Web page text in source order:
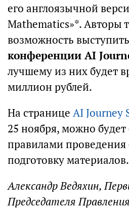
его англоязычной
Mathematics»*. Авторы
возможность
конференции AI
лучшему из них будет
миллион рублей.
На странице AI Journey
25 ноября, можно будет
правилами проведения
подготовку материалов.
Александр Ведяхин,
Председателя